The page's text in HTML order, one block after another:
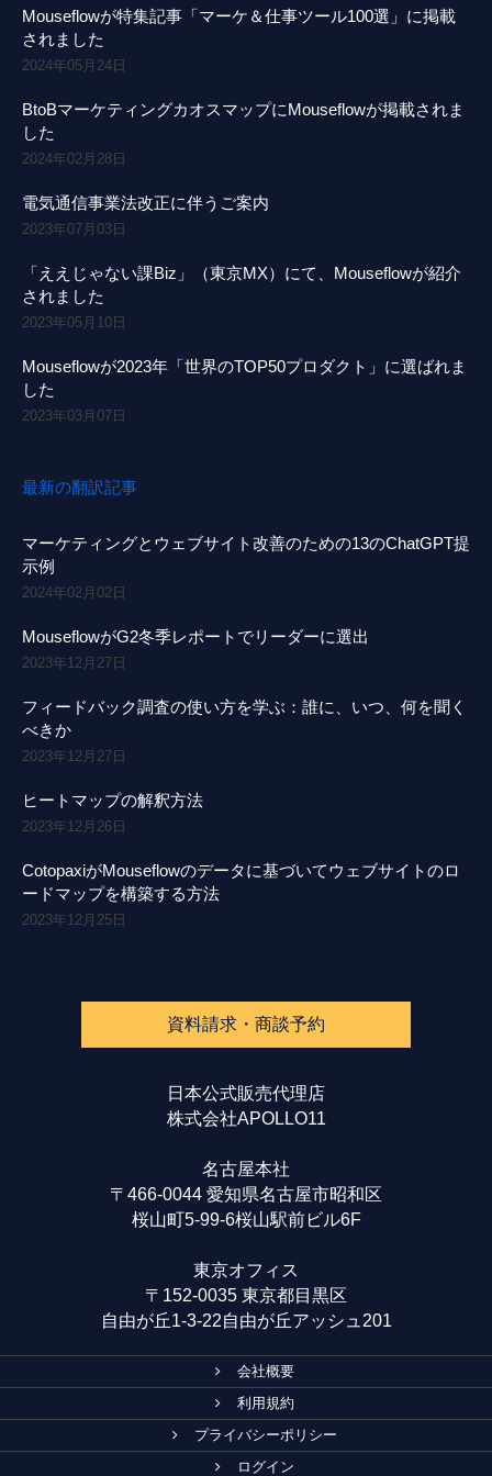
Mouseflowが特集記事「マーケ＆仕事ツール100選」に掲載
されました
2024年05月24日
BtoBマーケティングカオスマップにMouseflowが掲載されま
した
2024年02月28日
電気通信事業法改正に伴うご案内
2023年07月03日
「ええじゃない課Biz」（東京MX）にて、Mouseflowが紹介
されました
2023年05月10日
Mouseflowが2023年「世界のTOP50プロダクト」に選ばれま
した
2023年03月07日
最新の翻訳記事
マーケティングとウェブサイト改善のための13のChatGPT提
示例
2024年02月02日
MouseflowがG2冬季レポートでリーダーに選出
2023年12月27日
フィードバック調査の使い方を学ぶ：誰に、いつ、何を聞く
べきか
2023年12月27日
ヒートマップの解釈方法
2023年12月26日
CotopaxiがMouseflowのデータに基づいてウェブサイトのロ
ードマップを構築する方法
2023年12月25日
資料請求・商談予約
日本公式販売代理店
株式会社APOLLO11
名古屋本社
〒466-0044 愛知県名古屋市昭和区
桜山町5-99-6桜山駅前ビル6F
東京オフィス
〒152-0035 東京都目黒区
自由が丘1-3-22自由が丘アッシュ201
会社概要
利用規約
プライバシーポリシー
ログイン